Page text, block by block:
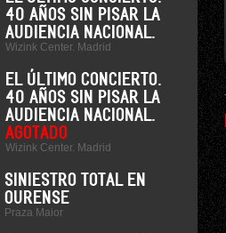
40 AÑOS SIN PISAR LA
AUDIENCIA NACIONAL.
Wizink Center. Madrid
EL ÚLTIMO CONCIERTO.
40 AÑOS SIN PISAR LA
AUDIENCIA NACIONAL.
AGOTADO
Wizink Center. Madrid
SINIESTRO TOTAL EN
OURENSE
Praza Maior